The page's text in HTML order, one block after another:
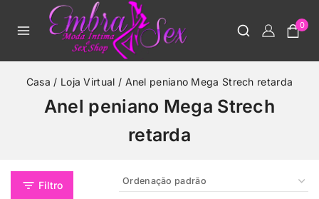
0
Casa / Loja Virtual / Anel peniano Mega Strech retarda
Anel peniano Mega Strech
retarda
Filtro